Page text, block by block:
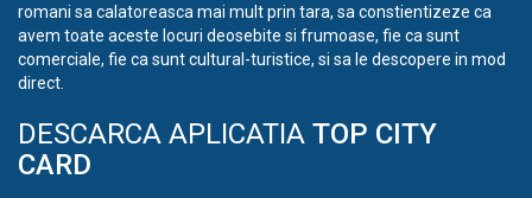
romani sa calatoreasca mai mult prin tara, sa constientizeze ca
avem toate aceste locuri deosebite si frumoase, fie ca sunt
comerciale, fie ca sunt cultural-turistice, si sa le descopere in mod
direct.
DESCARCA APLICATIA TOP CITY
CARD